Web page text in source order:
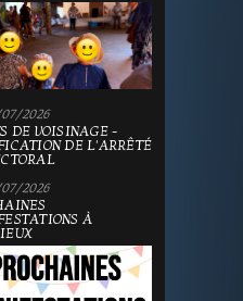
2026
DE VOISINAGE -
DE L'ARRÊTÉ
2026
À